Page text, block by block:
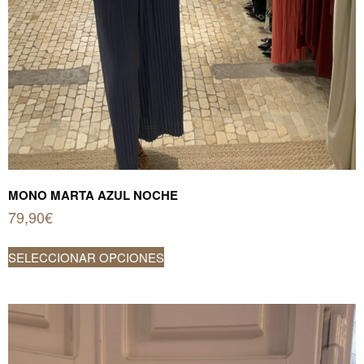
MONO MARTA AZUL NOCHE
79,90€
SELECCIONAR OPCIONES
Este
producto
múltiples
variantes.
Las